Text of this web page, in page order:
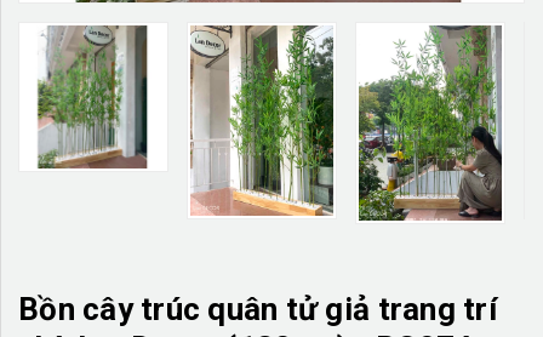
Bồn cây trúc quân tử giả trang trí